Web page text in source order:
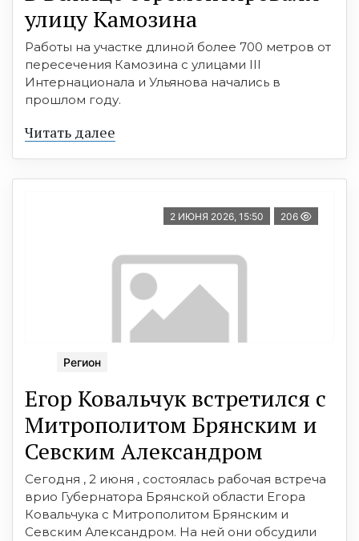
улицу Камозина
Работы на участке длиной более 700 метров от
пересечения Камозина с улицами III
Интернационала и Ульянова начались в
прошлом году.
Читать далее
2 ИЮНЯ 2026, 15:50 206
Регион
Егор Ковальчук встретился с
Митрополитом Брянским и
Севским Александром
Сегодня , 2 июня , состоялась рабочая встреча
врио Губернатора Брянской области Егора
Ковальчука с Митрополитом Брянским и
Севским Александром. На ней они обсудили